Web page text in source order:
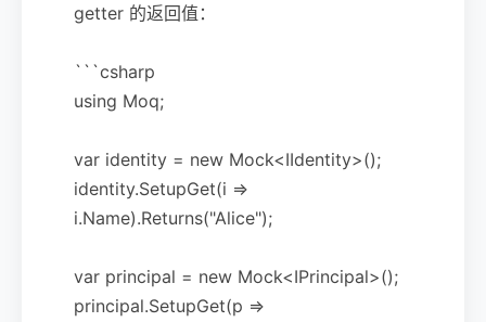
getter 的返回值：
```csharp
using Moq;
var identity = new Mock<IIdentity>();
identity.SetupGet(i =>
i.Name).Returns("Alice");
var principal = new Mock<IPrincipal>();
principal.SetupGet(p =>